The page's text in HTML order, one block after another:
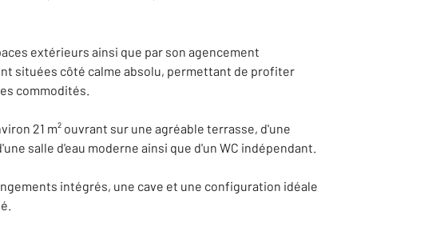
extérieurs ainsi que par son agencement
situées côté calme absolu, permettant de profiter
commodités.
21 m² ouvrant sur une agréable terrasse, d'une
salle d'eau moderne ainsi que d'un WC indépendant.
intégrés, une cave et une configuration idéale